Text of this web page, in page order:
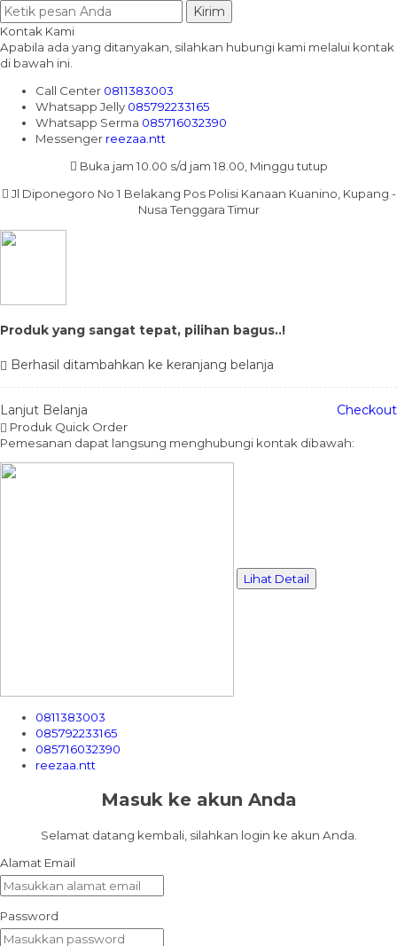
Kirim
Kontak Kami
Apabila ada yang ditanyakan, silahkan hubungi kami melalui kontak
di bawah ini.
Call Center 0811383003
Whatsapp Jelly 085792233165
Whatsapp Serma 085716032390
Messenger reezaa.ntt
Buka jam 10.00 s/d jam 18.00, Minggu tutup
Jl Diponegoro No 1 Belakang Pos Polisi Kanaan Kuanino, Kupang -
Nusa Tenggara Timur
Produk yang sangat tepat, pilihan bagus..!
Berhasil ditambahkan ke keranjang belanja
Lanjut Belanja Checkout
Produk Quick Order
Pemesanan dapat langsung menghubungi kontak dibawah:
Lihat Detail
0811383003
085792233165
085716032390
reezaa.ntt
Masuk ke akun Anda
Selamat datang kembali, silahkan login ke akun Anda.
Alamat Email
Password